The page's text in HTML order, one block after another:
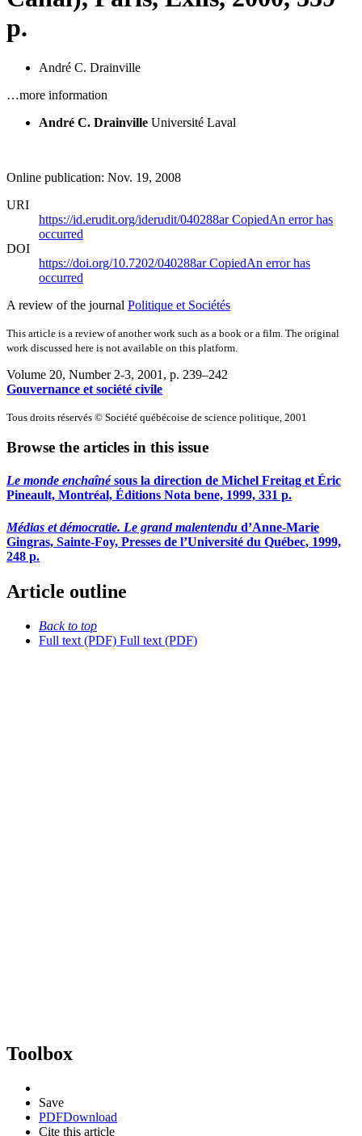
p.
André C. Drainville
…more information
André C. Drainville Université Laval
Online publication: Nov. 19, 2008
URI
https://id.erudit.org/iderudit/040288arCopiedAn error has
occurred
DOI
https://doi.org/10.7202/040288arCopiedAn error has
occurred
A review of the journal Politique et Sociétés
This article is a review of another work such as a book or a film. The original
work discussed here is not available on this platform.
Volume 20, Number 2-3, 2001 , p. 239–242
Gouvernance et société civile
Tous droits réservés © Société québécoise de science politique, 2001
Browse the articles in this issue
Le monde enchaîné sous la direction de Michel Freitag et Éric
Pineault, Montréal, Éditions Nota bene, 1999, 331 p.
Médias et démocratie. Le grand malentendu d’Anne-Marie
Gingras, Sainte-Foy, Presses de l’Université du Québec, 1999,
248 p.
Article outline
Back to top
Full text (PDF) Full text (PDF)
Toolbox
Save
PDFDownload
Cite this article